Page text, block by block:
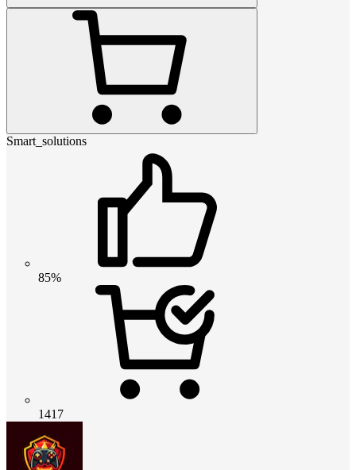
Smart_solutions
85%
1417